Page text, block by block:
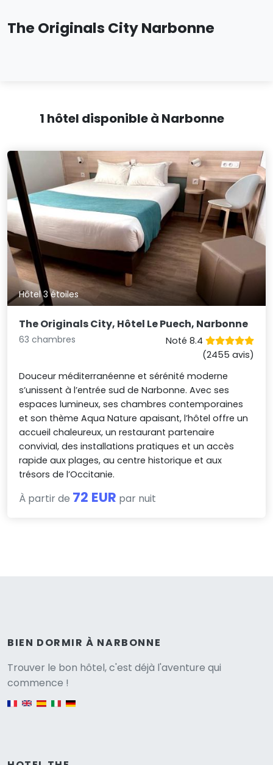
The Originals City Narbonne
1 hôtel disponible à Narbonne
Hôtel 3 étoiles
The Originals City, Hôtel Le Puech, Narbonne
63 chambres
Noté 8.4
(2455 avis)
Douceur méditerranéenne et sérénité moderne
s’unissent à l’entrée sud de Narbonne. Avec ses
espaces lumineux, ses chambres contemporaines
et son thème Aqua Nature apaisant, l’hôtel offre un
accueil chaleureux, un restaurant partenaire
convivial, des installations pratiques et un accès
rapide aux plages, au centre historique et aux
trésors de l’Occitanie.
À partir de 72 EUR par nuit
BIEN DORMIR À NARBONNE
Trouver le bon hôtel, c'est déjà l'aventure qui
commence !